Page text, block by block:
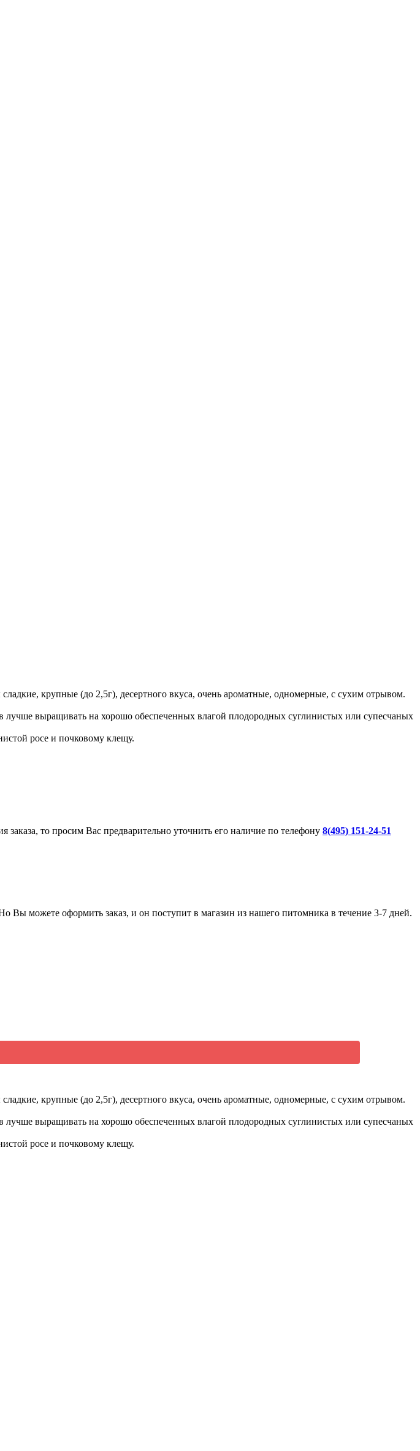
крупные (до 2,5г), десертного вкуса, очень ароматные, одномерные, с сухим отрывом.
выращивать на хорошо обеспеченных влагой плодородных суглинистых или супесчаных
росе и почковому клещу.
заказа, то просим Вас предварительно уточнить его наличие по телефону 8(495) 151-24-51
Вы можете оформить заказ, и он поступит в магазин из нашего питомника в течение 3-7 дней.
крупные (до 2,5г), десертного вкуса, очень ароматные, одномерные, с сухим отрывом.
выращивать на хорошо обеспеченных влагой плодородных суглинистых или супесчаных
росе и почковому клещу.